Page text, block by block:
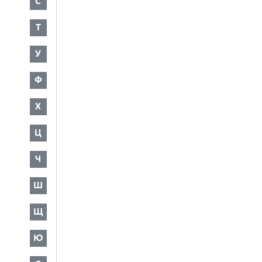
Т
У
Ф
Х
Ц
Ч
Ш
Щ
Ю